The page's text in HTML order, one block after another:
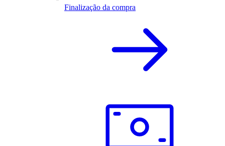
Finalização da compra